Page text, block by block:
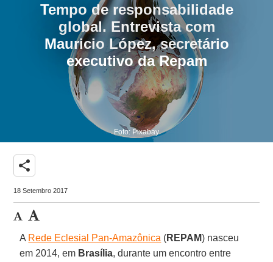
Tempo de responsabilidade
global. Entrevista com
Mauricio López, secretário
executivo da Repam
Foto: Pixabay
share
18 Setembro 2017
A Rede Eclesial Pan-Amazônica (REPAM) nasceu
em 2014, em Brasília, durante um encontro entre